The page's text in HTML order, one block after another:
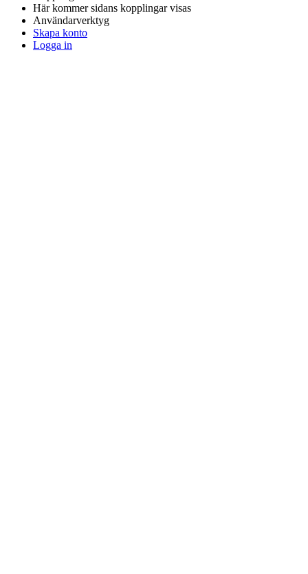
Här kommer sidans kopplingar visas
Användarverktyg
Skapa konto
Logga in